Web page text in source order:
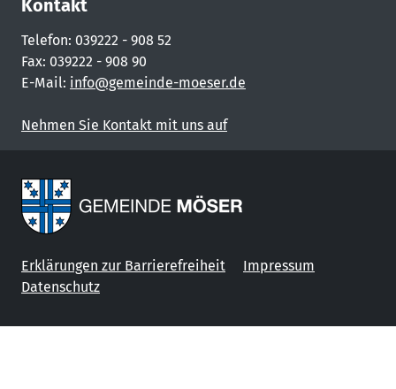
Kontakt
Telefon: 039222 - 908 52
Fax: 039222 - 908 90
E-Mail: info@gemeinde-moeser.de
Nehmen Sie Kontakt mit uns auf
Erklärungen zur Barrierefreiheit
Impressum
Datenschutz